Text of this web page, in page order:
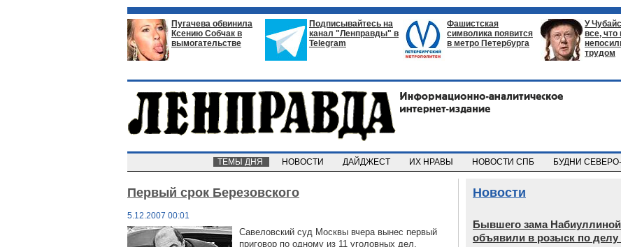
Пугачева обвинила
Ксению Собчак в
вымогательстве
Подписывайтесь на
канал "Ленправды" в
Telegram
Фашистская
символика появится
в метро Петербурга
У
все, что
трудом
ТЕМЫ ДНЯ НОВОСТИ ДАЙДЖЕСТ ИХ НРАВЫ НОВОСТИ СПБ БУДНИ
Первый срок Березовского
5.12.2007 00:01
Савеловский суд Москвы вчера вынес первый
приговор по одному из 11 уголовных дел,
Новости
Бывшего зама
объявили в розыск по